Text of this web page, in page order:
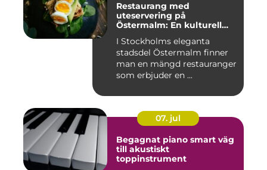
Restaurang med
uteservering på
Östermalm: En kulturell
I Stockholms eleganta
stadsdel Östermalm finner
man en mängd restauranger
som erbjuder en ...
07. jul
Begagnat piano smart väg
till akustiskt
toppinstrument